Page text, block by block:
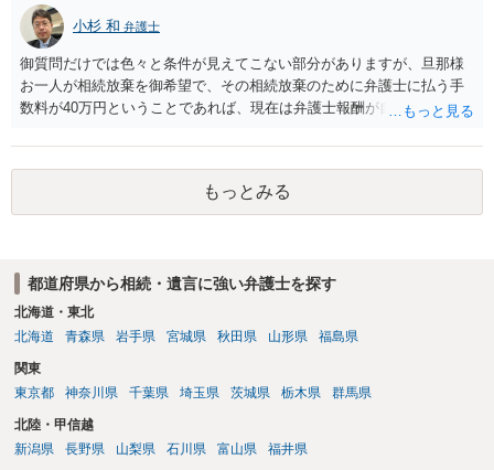
にお問い合わせください。 以上、ご参考まで。
小杉 和 弁護士
御質問だけでは色々と条件が見えてこない部分がありますが、旦那様
お一人が相続放棄を御希望で、その相続放棄のために弁護士に払う手
数料が40万円ということであれば、現在は弁護士報酬が自由化されて
です。 ただ、弁護士に払う手数料とは別に戸籍の用意に一定の実費が
かかることになりますので、その費用も支払うべきものとして頭に置
いておいてください。 話を元に戻して、弁護士に対する手数料です
が、旦那様の収入や財産にもよりますが、法テラスに御連絡なさって
らい（希望者が多く予約できてもしばらく先になる）ようですので、
比較的短い熟慮期間のことを考えると、来週早々すぐにでも御連絡す
る方が良いでしょう。 もし法テラスが御利用になれない、あるいは時
（WEB等で）、問い合わせてみることです。相続を扱う弁護士でも相
続放棄は比較的安価な手数料でのお仕事になるのであまり前向きに受
けてくれないところもあるようです。 複数の法律事務所に聞いて（相
ば、キューちゃんママさんの御希望をかなえることができるのではな
もっとみる
都道府県から相続・遺言に強い弁護士を探す
北海道・東北
北海道
青森県 岩手県 宮城県 秋田県 山形県 福島県
関東
東京都
神奈川県 千葉県 埼玉県 茨城県 栃木県 群馬県
北陸・甲信越
新潟県
長野県 山梨県 石川県 富山県 福井県